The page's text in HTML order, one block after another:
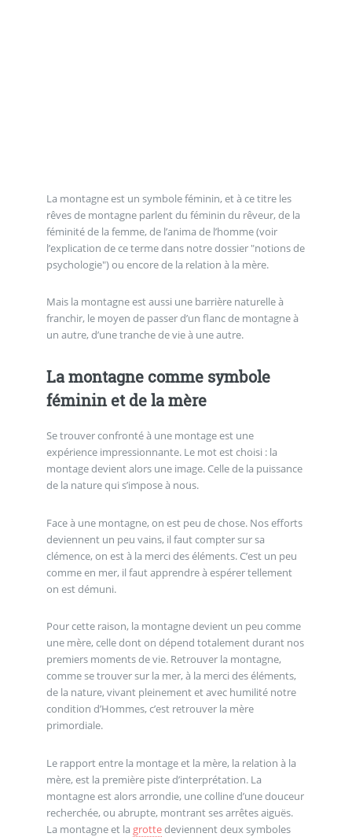
La montagne est un symbole féminin, et à ce titre les
rêves de montagne parlent du féminin du rêveur, de la
féminité de la femme, de l’anima de l’homme (voir
l’explication de ce terme dans notre dossier "notions de
psychologie") ou encore de la relation à la mère.
Mais la montagne est aussi une barrière naturelle à
franchir, le moyen de passer d’un flanc de montagne à
un autre, d’une tranche de vie à une autre.
La montagne comme symbole
féminin et de la mère
Se trouver confronté à une montage est une
expérience impressionnante. Le mot est choisi : la
montage devient alors une image. Celle de la puissance
de la nature qui s’impose à nous.
Face à une montagne, on est peu de chose. Nos efforts
deviennent un peu vains, il faut compter sur sa
clémence, on est à la merci des éléments. C’est un peu
comme en mer, il faut apprendre à espérer tellement
on est démuni.
Pour cette raison, la montagne devient un peu comme
une mère, celle dont on dépend totalement durant nos
premiers moments de vie. Retrouver la montagne,
comme se trouver sur la mer, à la merci des éléments,
de la nature, vivant pleinement et avec humilité notre
condition d’Hommes, c’est retrouver la mère
primordiale.
Le rapport entre la montage et la mère, la relation à la
mère, est la première piste d’interprétation. La
montagne est alors arrondie, une colline d’une douceur
recherchée, ou abrupte, montrant ses arrêtes aiguës.
La montagne et la grottedeviennent deux symboles